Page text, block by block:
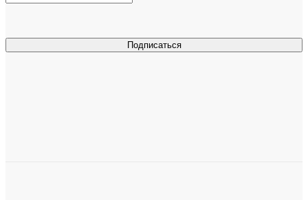
Подписаться